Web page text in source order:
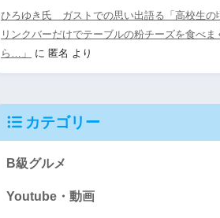
ひろゆき氏 ガストでの思い出語る「高校生の
リンクバーだけでテーブルの粉チーズを食べま
ら…」
に 匿名 より
カテゴリー
B級グルメ
Youtube・動画